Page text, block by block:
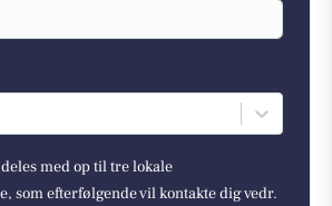
med op til tre lokale
som efterfølgende vil kontakte dig vedr.